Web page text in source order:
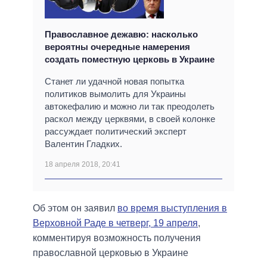
Православное дежавю: насколько
вероятны очередные намерения
создать поместную церковь в Украине
Станет ли удачной новая попытка
политиков вымолить для Украины
автокефалию и можно ли так преодолеть
раскол между церквями, в своей колонке
рассуждает политический эксперт
Валентин Гладких.
18 апреля 2018, 20:41
Об этом он заявил во время выступления в
Верховной Раде в четверг, 19 апреля,
комментируя возможность получения
православной церковью в Украине